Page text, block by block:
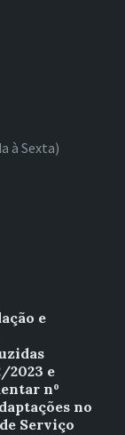
à Sexta)
e
2023 e
nº
no
Serviço